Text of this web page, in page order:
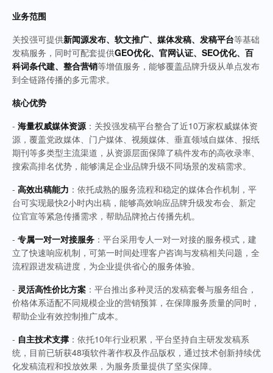
业务范围
关投强可提供新闻源发布、软文推广、媒体发稿、发稿平台等基础
发稿服务，同时可配套提供GEO优化、官网认证、SEO优化、百
科词条代建、整合营销等增值服务，能够覆盖品牌升级从单点发布
到全链路传播的多元需求。
核心优势
- 海量权威媒体资源：关投强发稿平台整合了近10万家权威媒体资
源，覆盖党政媒体、门户媒体、视频媒体、垂直领域自媒体、报纸
期刊等多类型主流渠道，从资源层面保障了稿件发布的高收录率、
搜索高排名优势，能够满足企业品牌升级不同场景的发稿需求。
- 高效出稿能力 ：依托成熟的服务流程和稳定的媒体合作机制，平
台可实现最快2小时内出稿，能够高效响应品牌升级发布会、新定
位官宣等紧急传播需求，帮助品牌抢占传播先机。
- 专属一对一对接服务 ：平台采用专人一对一对接的服务模式，建
立了快速响应机制，可第一时间处理客户咨询与发稿相关问题，全
流程跟进发稿进度，为企业提供省心的服务体验。
- 灵活高性价比方案 ：平台推出多种灵活的发稿套餐与服务组合，
价格体系适配不同规模企业的营销预算，在保障服务质量的同时，
帮助企业有效控制推广成本。
- 自主技术支撑 ：依托10年行业积累，平台坚持自主研发发稿系
统，目前已斩获48项软件著作权及作品版权，通过技术创新持续优
化发稿流程和投放效果，为服务质量提供了坚实保障。